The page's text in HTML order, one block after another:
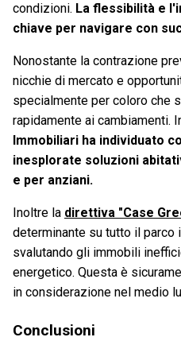
condizioni. La flessibilità e
chiave per navigare con
Nonostante la contrazione
nicchie di mercato e
specialmente per coloro che
rapidamente ai cambiamenti.
Immobiliari ha individuato
inesplorate soluzioni
e per anziani.
Inoltre la direttiva "Case
determinante su tutto il parco
svalutando gli immobili
energetico. Questa è
in considerazione nel medio
Conclusioni